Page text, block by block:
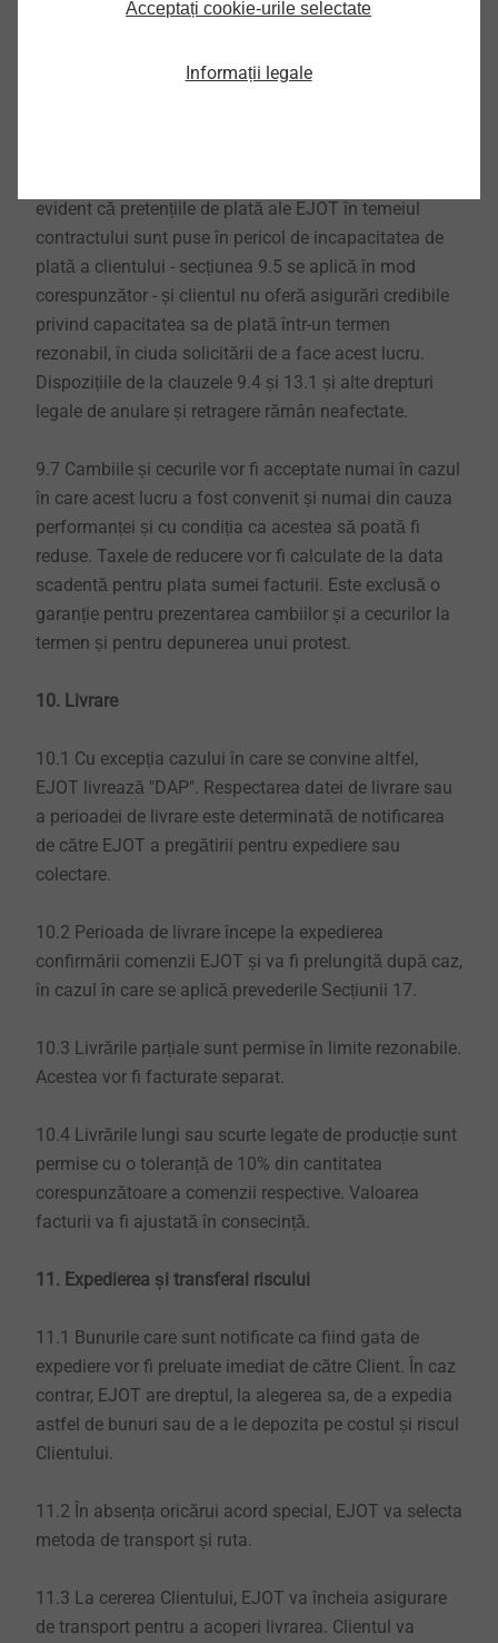
neafectate.
9.6 EJOT are dreptul de a rezilia contractele și
evident că pretențiile de plată ale EJOT în temeiul
contractului sunt puse în pericol de incapacitatea de
plată a clientului - secțiunea 9.5 se aplică în mod
corespunzător - și clientul nu oferă asigurări credibile
privind capacitatea sa de plată într-un termen
rezonabil, în ciuda solicitării de a face acest lucru.
Dispozițiile de la clauzele 9.4 și 13.1 și alte drepturi
legale de anulare și retragere rămân neafectate.
9.7 Cambiile și cecurile vor fi acceptate numai în cazul
în care acest lucru a fost convenit și numai din cauza
performanței și cu condiția ca acestea să poată fi
reduse. Taxele de reducere vor fi calculate de la data
scadentă pentru plata sumei facturii. Este exclusă o
garanție pentru prezentarea cambiilor și a cecurilor la
termen și pentru depunerea unui protest.
10. Livrare
10.1 Cu excepția cazului în care se convine altfel,
EJOT livrează "DAP". Respectarea datei de livrare sau
a perioadei de livrare este determinată de notificarea
de către EJOT a pregătirii pentru expediere sau
colectare.
10.2 Perioada de livrare începe la expedierea
confirmării comenzii EJOT și va fi prelungită după caz,
în cazul în care se aplică prevederile Secțiunii 17.
10.3 Livrările parțiale sunt permise în limite rezonabile.
Acestea vor fi facturate separat.
10.4 Livrările lungi sau scurte legate de producție sunt
permise cu o toleranță de 10% din cantitatea
corespunzătoare a comenzii respective. Valoarea
facturii va fi ajustată în consecință.
11. Expedierea și transferal riscului
11.1 Bunurile care sunt notificate ca fiind gata de
expediere vor fi preluate imediat de către Client. În caz
contrar, EJOT are dreptul, la alegerea sa, de a expedia
astfel de bunuri sau de a le depozita pe costul și riscul
Clientului.
11.2 În absența oricărui acord special, EJOT va selecta
metoda de transport și ruta.
11.3 La cererea Clientului, EJOT va încheia asigurare
de transport pentru a acoperi livrarea. Clientul va
Acceptați cookie-urile selectate
Informații legale